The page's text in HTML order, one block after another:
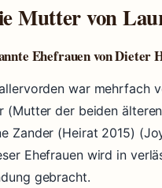
Mutter von
Ehefrauen von Dieter
war mehrfach
(Mutter der beiden
Zander (Heirat 2015)
Ehefrauen wird in
gebracht.